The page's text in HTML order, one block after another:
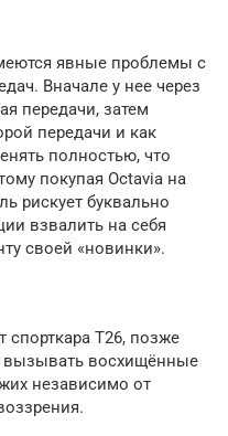
явные проблемы с
Вначале у нее через
передачи, затем
передачи и как
полностью, что
покупая Octavia на
рискует буквально
взвалить на себя
своей «новинки».
спорткара Т26, позже
вызывать восхищённые
независимо от